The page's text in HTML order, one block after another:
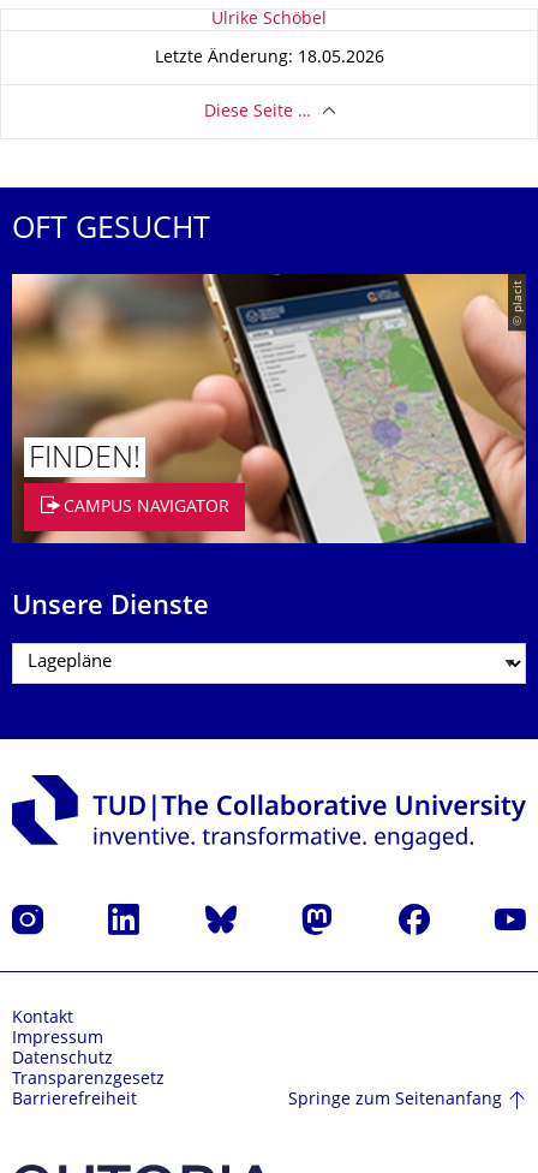
Zu dieser Seite Ulrike Schöbel
Letzte Änderung: 18.05.2026
Diese Seite …
OFT GESUCHT
© placit
FINDEN!
CAMPUS NAVIGATOR
Unsere Dienste
Instagram LinkedIn Bluesky Mastodon Facebook
Kontakt
Impressum
Datenschutz
Transparenzgesetz
Barrierefreiheit
Springe zum Seitenanfang